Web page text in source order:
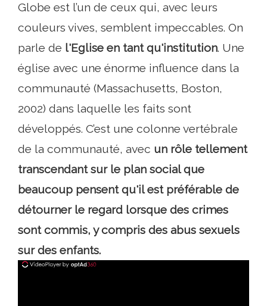
Globe est l’un de ceux qui, avec leurs
couleurs vives, semblent impeccables. On
parle de l'Eglise en tant qu'institution. Une
église avec une énorme influence dans la
communauté (Massachusetts, Boston,
2002) dans laquelle les faits sont
développés. C’est une colonne vertébrale
de la communauté, avec un rôle tellement
transcendant sur le plan social que
beaucoup pensent qu'il est préférable de
détourner le regard lorsque des crimes
sont commis, y compris des abus sexuels
sur des enfants.